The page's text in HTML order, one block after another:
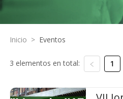
Inicio > Eventos
3 elementos en total: 1